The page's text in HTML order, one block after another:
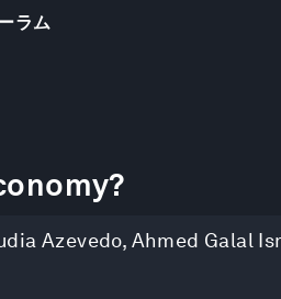
ラム
Azevedo, Ahmed Galal